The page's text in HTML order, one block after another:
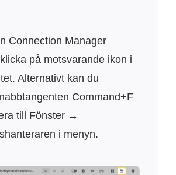
Connection Manager
på motsvarande ikon i
Alternativt kan du
Command+F
till Fönster →
i menyn.